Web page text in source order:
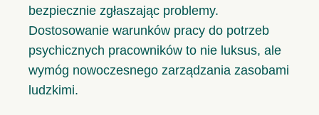
bezpiecznie zgłaszając problemy.
Dostosowanie warunków pracy do potrzeb
psychicznych pracowników to nie luksus, ale
wymóg nowoczesnego zarządzania zasobami
ludzkimi.